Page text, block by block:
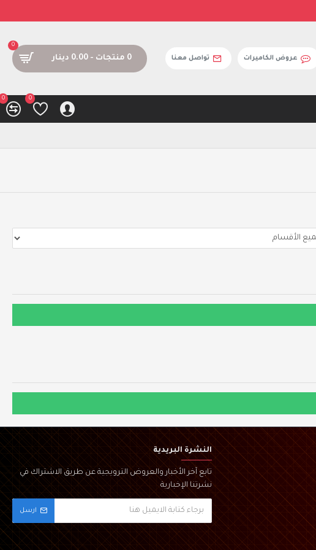
عروض الكاميرات تواصل معنا 0 منتجات - 0.00 دينار
0
0
0
النشرة البريدية
تابع آخر الأخبار والعروض الترويجية عن طريق الاشتراك في
نشرتنا الإخبارية
ارسل